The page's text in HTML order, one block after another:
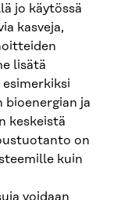
jo käytössä
kasveja,
lisätä
bioenergian ja
keskeistä
on
kuin
voidaan